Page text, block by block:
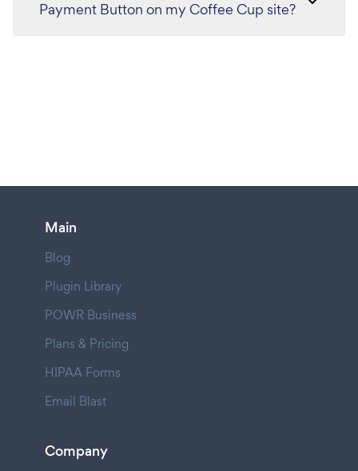
Payment Button on my Coffee Cup site?
Main
Blog
Plugin Library
POWR Business
Plans & Pricing
HIPAA Forms
Email Blast
Company